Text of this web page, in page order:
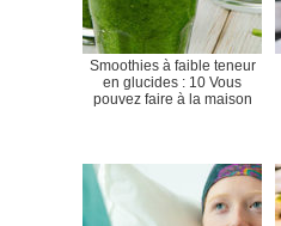
Smoothies à faible teneur
en glucides : 10 Vous
pouvez faire à la maison